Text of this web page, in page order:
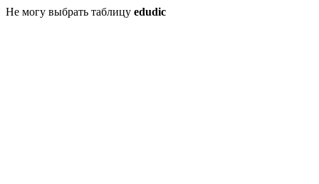
Не могу выбрать таблицу edudic